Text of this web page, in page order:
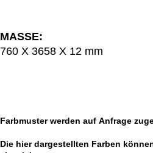
MASSE:
760 X 3658 X 12 mm
Farbmuster werden auf Anfrage
Die hier dargestellten Farben